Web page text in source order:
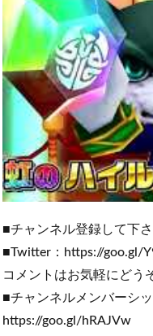
■チャンネル登録して下
■Twitter：https://goo.gl/
コメントはお気軽にどう
■チャンネルメンバーシ
https://goo.gl/hRAJVw